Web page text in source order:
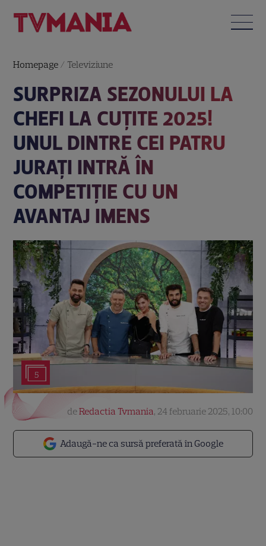
Homepage / Televiziune
SURPRIZA SEZONULUI LA
CHEFI LA CUȚITE 2025!
UNUL DINTRE CEI PATRU
JURAȚI INTRĂ ÎN
COMPETIȚIE CU UN
AVANTAJ IMENS
5
Adaugă-ne ca sursă preferată în Google
deRedactia Tvmania, 24 februarie 2025, 10:00